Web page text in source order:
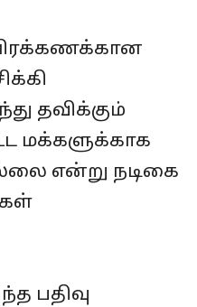
தவிக்கும்
மக்களுக்காக
என்று நடிகை
பதிவு